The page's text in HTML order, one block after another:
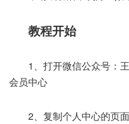
教程开始
1、打开微信公众号
会员中心
2、复制个人中心的页